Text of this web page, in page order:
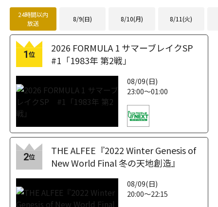
24時間以内
放送
8/9(日) 8/10(月) 8/11(火)
1位
2026 FORMULA 1 サマーブレイクSP
#1「1983年 第2戦」
08/09(日)
23:00～01:00
2位
THE ALFEE『2022 Winter Genesis of
New World Final 冬の天地創造』
08/09(日)
20:00～22:15